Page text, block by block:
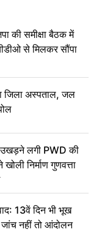
की समीक्षा बैठक में
से मिलकर सौंपा
जिला अस्पताल, जल
लगी PWD की
निर्माण गुणवत्ता
13वें दिन भी भूख
नहीं तो आंदोलन